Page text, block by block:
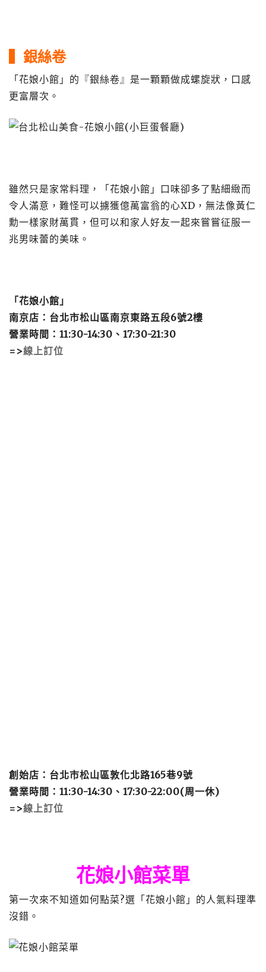
▍銀絲卷
「花娘小館」的『銀絲卷』是一顆顆做成螺旋狀，口感
更富層次。
雖然只是家常料理，「花娘小館」口味卻多了點細緻而
令人滿意，難怪可以擄獲億萬富翁的心XD，無法像黃仁
勳一樣家財萬貫，但可以和家人好友一起來嘗嘗征服一
兆男味蕾的美味。
「花娘小館」
南京店：台北市松山區南京東路五段6號2樓
營業時間：11:30-14:30、17:30-21:30
=>線上訂位
創始店：台北市松山區敦化北路165巷9號
營業時間：11:30-14:30、17:30-22:00(周一休)
=>線上訂位
花娘小館菜單
第一次來不知道如何點菜?選「花娘小館」的人氣料理準
沒錯。